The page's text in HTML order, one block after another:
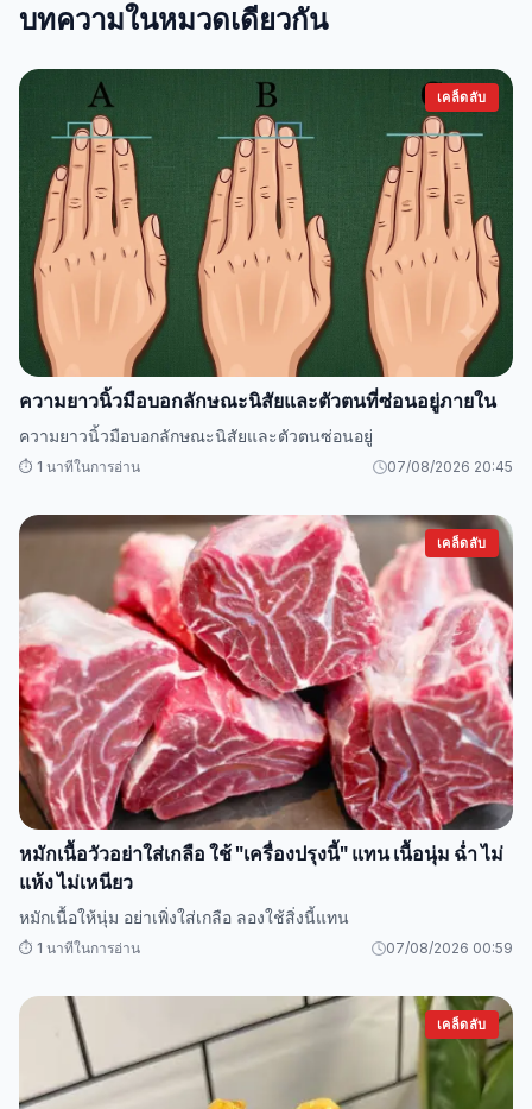
บทความในหมวดเดียวกัน
เคล็ดลับ
ความยาวนิ้วมือบอกลักษณะนิสัยและตัวตนที่ซ่อนอยู่ภายใน
ความยาวนิ้วมือบอกลักษณะนิสัยและตัวตนซ่อนอยู่
⏱️ 1 นาทีในการอ่าน 07/08/2026 20:45
เคล็ดลับ
หมักเนื้อวัวอย่าใส่เกลือ ใช้ "เครื่องปรุงนี้" แทน เนื้อนุ่ม ฉ่ำ ไม่
แห้ง ไม่เหนียว
หมักเนื้อให้นุ่ม อย่าเพิ่งใส่เกลือ ลองใช้สิ่งนี้แทน
⏱️ 1 นาทีในการอ่าน 07/08/2026 00:59
เคล็ดลับ